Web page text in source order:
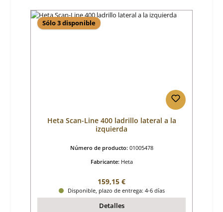
Sólo 3 disponible
Heta Scan-Line 400 ladrillo lateral a la
izquierda
Número de producto: 01005478
Fabricante: Heta
Precio normal:
159,15 €
Disponible, plazo de entrega: 4-6 días
Detalles